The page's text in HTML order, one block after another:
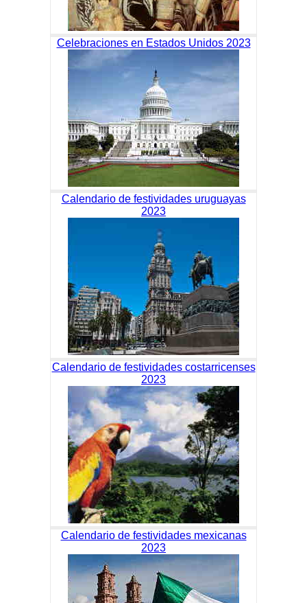
Celebraciones en Estados Unidos 2023
Calendario de festividades uruguayas
2023
Calendario de festividades costarricenses
2023
Calendario de festividades mexicanas
2023